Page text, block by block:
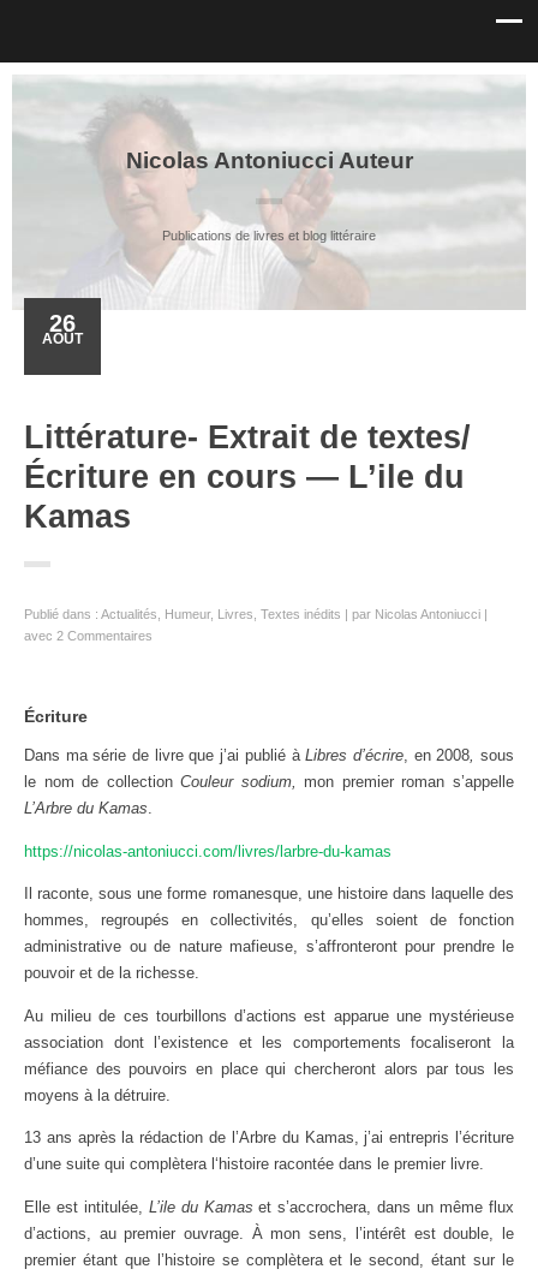
Nicolas Antoniucci Auteur
Publications de livres et blog littéraire
26
AOÛT
Littérature- Extrait de textes/
Écriture en cours — L’ile du
Kamas
Publié dans : Actualités Humeur, Livres Textes inédits par Nicolas Antoniucci
avec 2 Commentaires
Écriture
Dans ma série de livre que j’ai publié àLibres d’écrire, en 2008, sous
le nom de collectionCouleur sodium, mon premier roman s’appelle
L’Arbre du Kamas.
https://nicolas-antoniucci.com/livres/larbre-du-kamas
Il raconte, sous une forme romanesque, une histoire dans laquelle des
hommes, regroupés en collectivités, qu’elles soient de fonction
administrative ou de nature mafieuse, s’affronteront pour prendre le
pouvoir et de la richesse.
Au milieu de ces tourbillons d’actions est apparue une mystérieuse
association dont l’existence et les comportements focaliseront la
méfiance des pouvoirs en place qui chercheront alors par tous les
moyens à la détruire.
13 ans après la rédaction de l’Arbre du Kamas, j’ai entrepris l’écriture
d’une suite qui complètera l‘histoire racontée dans le premier livre.
Elle est intitulée, L’ile du Kamas et s’accrochera, dans un même flux
d’actions, au premier ouvrage. À mon sens, l’intérêt est double, le
premier étant que l’histoire se complètera et le second, étant sur le